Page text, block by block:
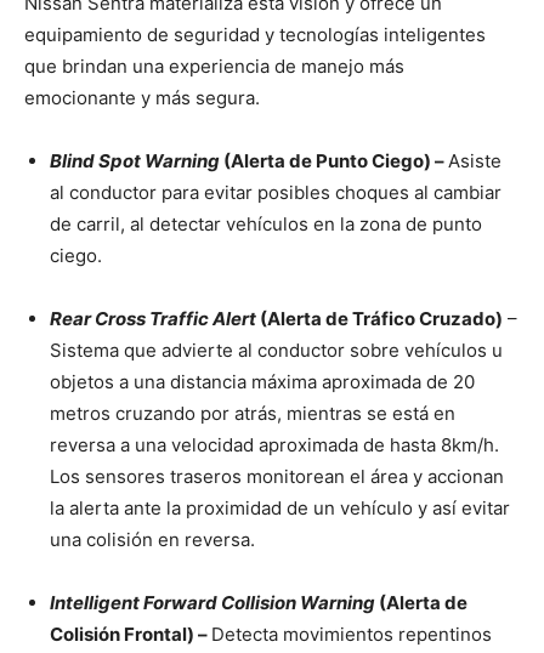
equipamiento de seguridad y tecnologías inteligentes
que brindan una experiencia de manejo más
emocionante y más segura.
Blind Spot Warning (Alerta de Punto Ciego) –Asiste
al conductor para evitar posibles choques al cambiar
de carril, al detectar vehículos en la zona de punto
ciego.
Rear Cross Traffic Alert (Alerta de Tráfico Cruzado) –
Sistema que advierte al conductor sobre vehículos u
objetos a una distancia máxima aproximada de 20
metros cruzando por atrás, mientras se está en
reversa a una velocidad aproximada de hasta 8km/h.
Los sensores traseros monitorean el área y accionan
la alerta ante la proximidad de un vehículo y así evitar
una colisión en reversa.
Intelligent Forward Collision Warning (Alerta de
Colisión Frontal) – Detecta movimientos repentinos